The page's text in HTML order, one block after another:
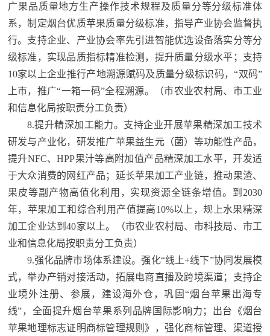
广果品质量地方生产操作技术规程及质量分等分级标准体
系，制定烟台优质苹果质量分级标准，指导产业协会监督执
行。支持企业、产业协会率先引进智能优选设备落实分等分
级标准，实现品质指标精准检测，提升质量分级水平； 支持
10家以上企业推行产地溯源赋码及质量分级标识码，“双码”
上市，推广“一箱一码”全程溯源。（市农业农村局、市工业
和信息化局按职责分工负责）
8.提升精深加工能力。支持企业开展苹果精深加工技术
研发与产业化，研发推广苹果益生元（菌）等功能性产品，
提升NFC、HPP果汁等高附加值产品精深加工水平，开发适
于大众消费的网红产品；延长苹果加工产业链，推动果渣、
果皮等副产物高值化利用，实现资源全链条增值。到2030
年，苹果加工和综合利用产值提高10%以上，规上水果精深
加工企业达到40家以上。
（市农业农村局、市科技局、市工
业和信息化局按职责分工负责）
9.强化品牌市场体系建设。强化“线上+线下”协同发展模
式，举办产销对接活动，拓展电商直播及跨境渠道；支持企
业境外注册、参展，建设海外仓，巩固“烟台苹果出海专
线”，全面提升烟台苹果系列品牌国际影响力；出台《烟台
苹果地理标志证明商标管理规则》，强化商标管理、渠道授